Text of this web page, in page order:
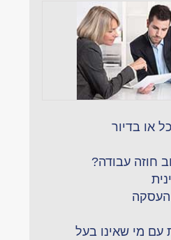
או בדיור
חוזה עבודה?
העסקה
עם מי שאינו בעל